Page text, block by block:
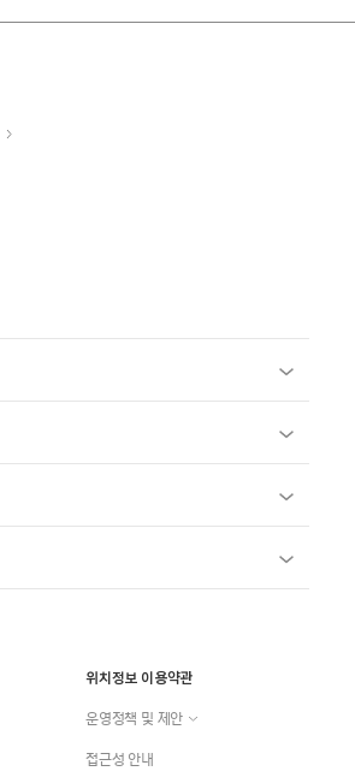
위치정보 이용약관
운영정책 및 제안
접근성 안내